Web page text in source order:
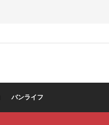
バンライフ